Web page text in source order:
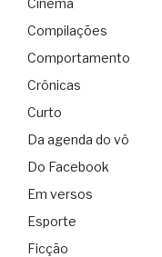
Cinema
Compilações
Comportamento
Crônicas
Curto
Da agenda do vô
Do Facebook
Em versos
Esporte
Ficção